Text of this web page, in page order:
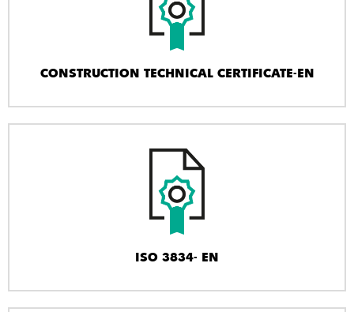
CONSTRUCTION TECHNICAL CERTIFICATE-EN
ISO 3834- EN